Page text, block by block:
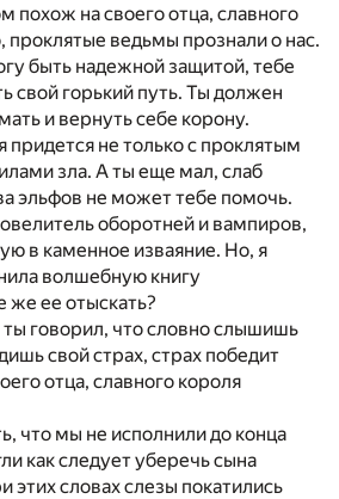
похож на своего отца, славного
проклятые ведьмы прознали о нас.
быть надежной защитой, тебе
свой горький путь. Ты должен
и вернуть себе корону.
не только с проклятым
зла. А ты еще мал, слаб
эльфов не может тебе помочь.
оборотней и вампиров,
в каменное изваяние. Но, я
волшебную книгу
же ее отыскать?
ты говорил, что словно слышишь
свой страх, страх победит
отца, славного короля
что мы не исполнили до конца
как следует уберечь сына
этих словах слезы покатились